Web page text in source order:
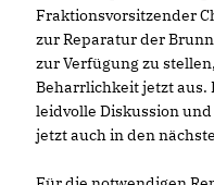
Fraktionsvorsitzender
zur Reparatur der
zur Verfügung zu
Beharrlichkeit jetzt aus.
leidvolle Diskussion
jetzt auch in den